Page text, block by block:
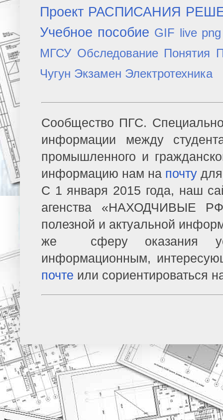
Проект РАСПИСАНИЯ
Учебное пособие GIF live png
МГСУ Обследование Понятия
Чугун Экзамен Электротехника
Сообщество ПГС.
информации между
промышленного и
информацию нам на почту
С 1 января 2015 года, наш
агенства «НАХОДЧИВЫЕ
полезной и актуальной
же сферу оказания
информационным,
почте или сориентироваться